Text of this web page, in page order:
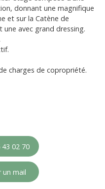
donnant une magnifique
et sur la Catène de
avec grand dressing.
charges de copropriété.
02 70
un mail